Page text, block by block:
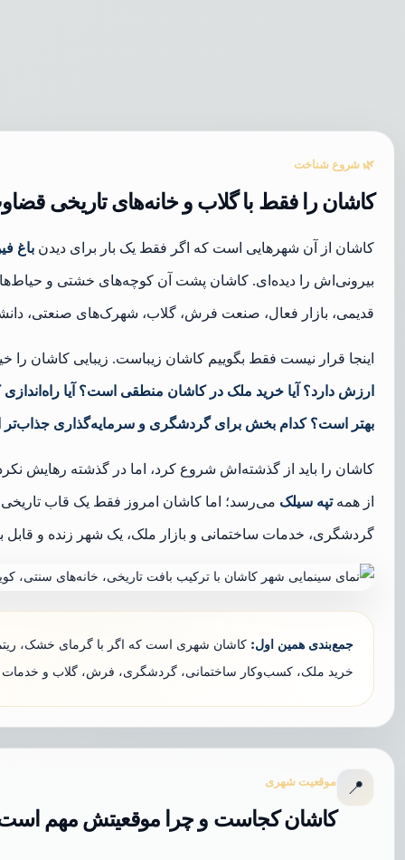
🌿 شروع شناخت
کاشان را فقط با گلاب و خانه‌های تاریخی
کاشان از آن شهرهایی است که اگر فقط یک بار برای دیدن باغ
بیرونی‌اش را دیده‌ای. کاشان پشت آن کوچه‌های خشتی و
قدیمی، بازار فعال، صنعت فرش، گلاب، شهرک‌های صنعتی،
اینجا قرار نیست فقط بگوییم کاشان زیباست. زیبایی کاشان را
ارزش دارد؟ آیا خرید ملک در کاشان منطقی است؟ آیا
بهتر است؟ کدام بخش برای گردشگری و سرمایه‌گذاری
کاشان را باید از گذشته‌اش شروع کرد، اما در گذشته رهایش
از همهتپه سیلک می‌رسد؛ اما کاشان امروز فقط یک قاب
گردشگری، خدمات ساختمانی و بازار ملک، یک شهر زنده و
جمع‌بندی همین اول: کاشان شهری است که اگر با گرمای خشک، ریتم
خرید ملک، کسب‌وکار ساختمانی، گردشگری، فرش، گلاب و
📍 موقعیت شهری
کاشان کجاست و چرا موقعیتش مهم